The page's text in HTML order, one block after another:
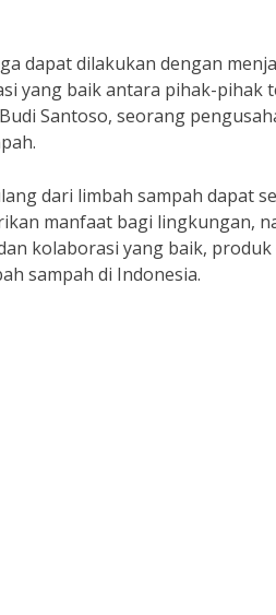
dapat dilakukan dengan
yang baik antara pihak-pihak
Santoso, seorang
dari limbah sampah dapat
manfaat bagi lingkungan,
kolaborasi yang baik,
sampah di Indonesia.